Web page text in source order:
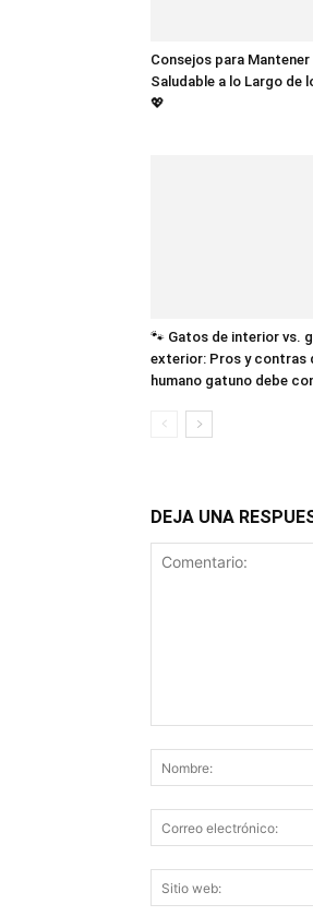
Consejos para
Saludable a lo Largo de
💖
🐾 Gatos de interior vs.
exterior: Pros y contras
humano gatuno debe
DEJA UNA